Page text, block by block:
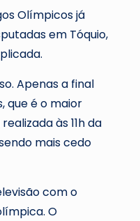
Olímpicos já
em Tóquio,
Apenas a final
que é o maior
às 11h da
mais cedo
com o
O